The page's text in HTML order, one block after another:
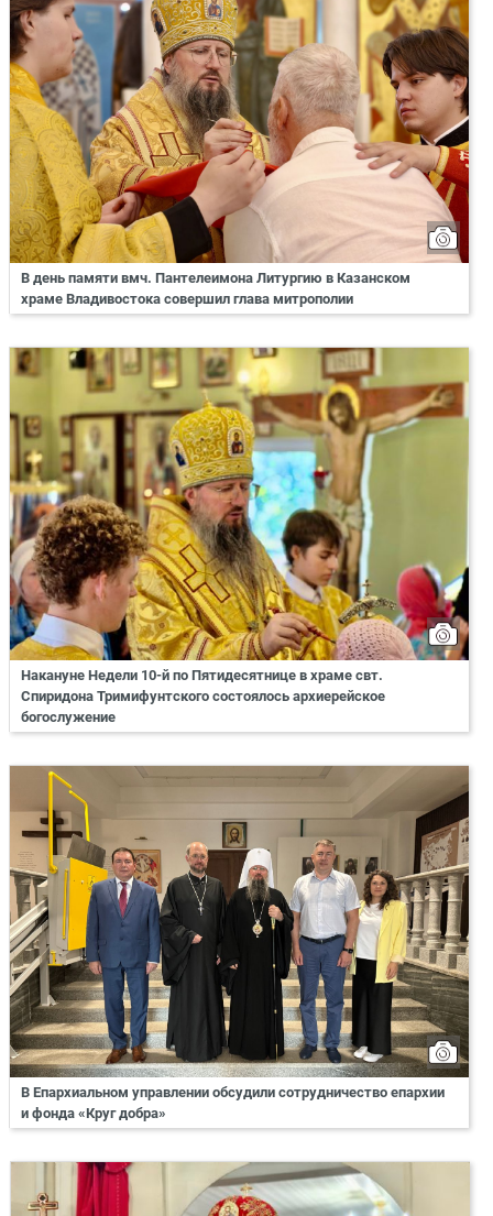
В день памяти вмч. Пантелеимона Литургию в Казанском
храме Владивостока совершил глава митрополии
Накануне Недели 10-й по Пятидесятнице в храме свт.
Спиридона Тримифунтского состоялось архиерейское
богослужение
В Епархиальном управлении обсудили сотрудничество епархии
и фонда «Круг добра»